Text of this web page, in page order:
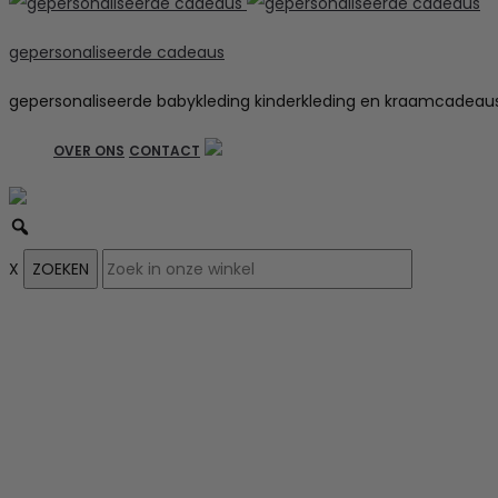
gepersonaliseerde cadeaus
gepersonaliseerde babykleding kinderkleding en
OVER ONS CONTACT
X ZOEKEN